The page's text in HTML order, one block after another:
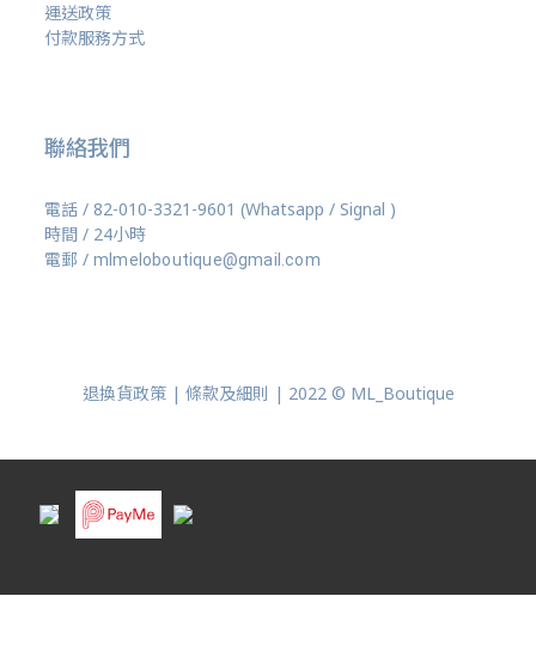
運送政策
付款服務方式
聯絡我們
電話 / 82-010-3321-9601 (Whatsapp / Signal )
時間 / 24小時
電郵 / mlmeloboutique@gmail.com
退換貨政策 | 條款及細則 | 2022 © ML_Boutique